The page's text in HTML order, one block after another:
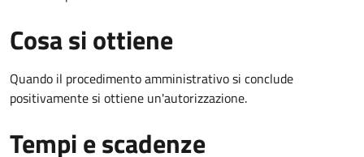
Cosa si ottiene
Quando il procedimento amministrativo si conclude
positivamente si ottiene un'autorizzazione.
Tempi e scadenze